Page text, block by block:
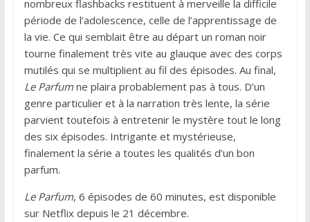
nombreux flashbacks restituent à merveille la difficile
période de l’adolescence, celle de l’apprentissage de
la vie. Ce qui semblait être au départ un roman noir
tourne finalement très vite au glauque avec des corps
mutilés qui se multiplient au fil des épisodes. Au final,
Le Parfumne plaira probablement pas à tous. D’un
genre particulier et à la narration très lente, la série
parvient toutefois à entretenir le mystère tout le long
des six épisodes. Intrigante et mystérieuse,
finalement la série a toutes les qualités d’un bon
parfum.
Le Parfum, 6 épisodes de 60 minutes, est disponible
sur Netflix depuis le 21 décembre.